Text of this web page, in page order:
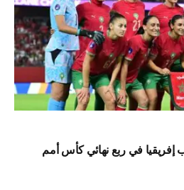
إفريقيا في ربع نهائي كأس أمم